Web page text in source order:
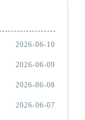
2026-06-10
2026-06-09
2026-06-08
2026-06-07